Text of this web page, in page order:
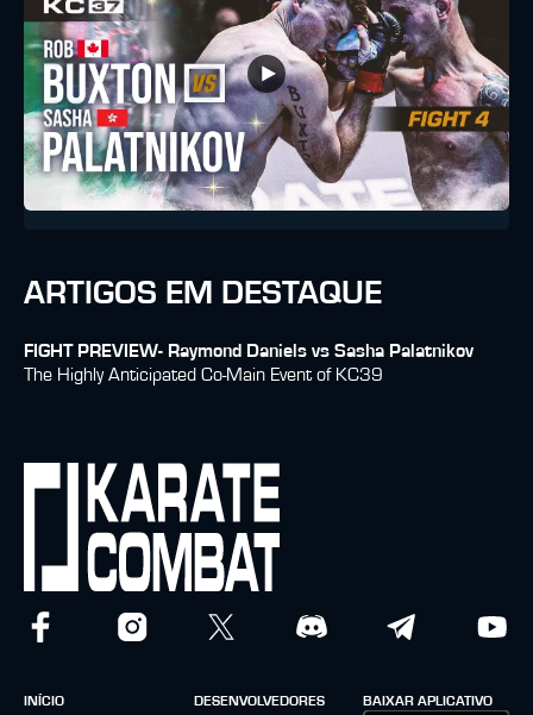
ARTIGOS EM DESTAQUE
FIGHT PREVIEW- Raymond Daniels vs Sasha Palatnikov
The Highly Anticipated Co-Main Event of KC39
INÍCIO DESENVOLVEDORES BAIXAR APLICATIVO